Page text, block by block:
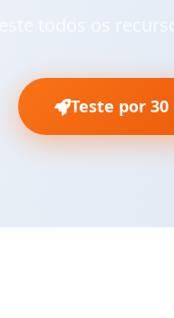
Teste todos os
Teste por 30